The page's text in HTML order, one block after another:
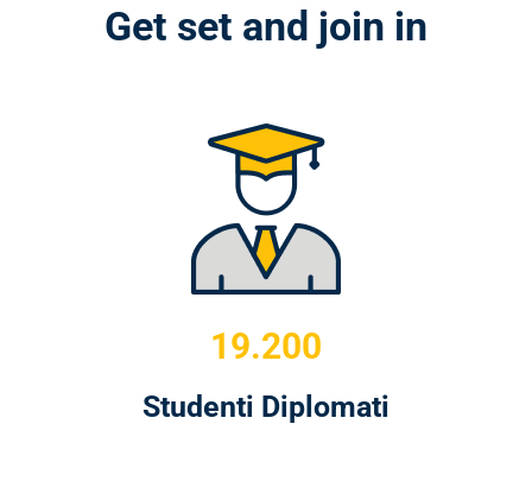
Get set and join in
19.200
Studenti Diplomati